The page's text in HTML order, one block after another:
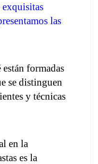
exquisitas
las
están formadas
se distinguen
y técnicas
en la
es la